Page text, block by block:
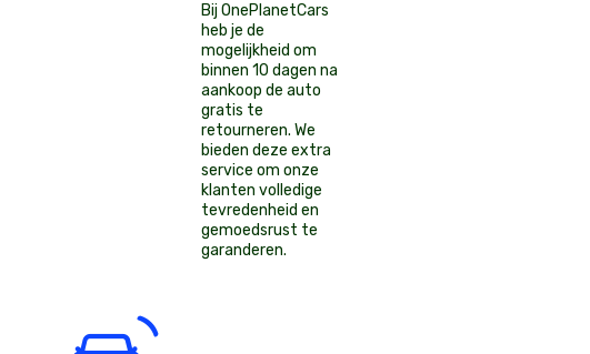
Bij OnePlanetCars
heb je de
mogelijkheid om
binnen 10 dagen na
aankoop de auto
gratis te
retourneren. We
bieden deze extra
service om onze
klanten volledige
tevredenheid en
gemoedsrust te
garanderen.